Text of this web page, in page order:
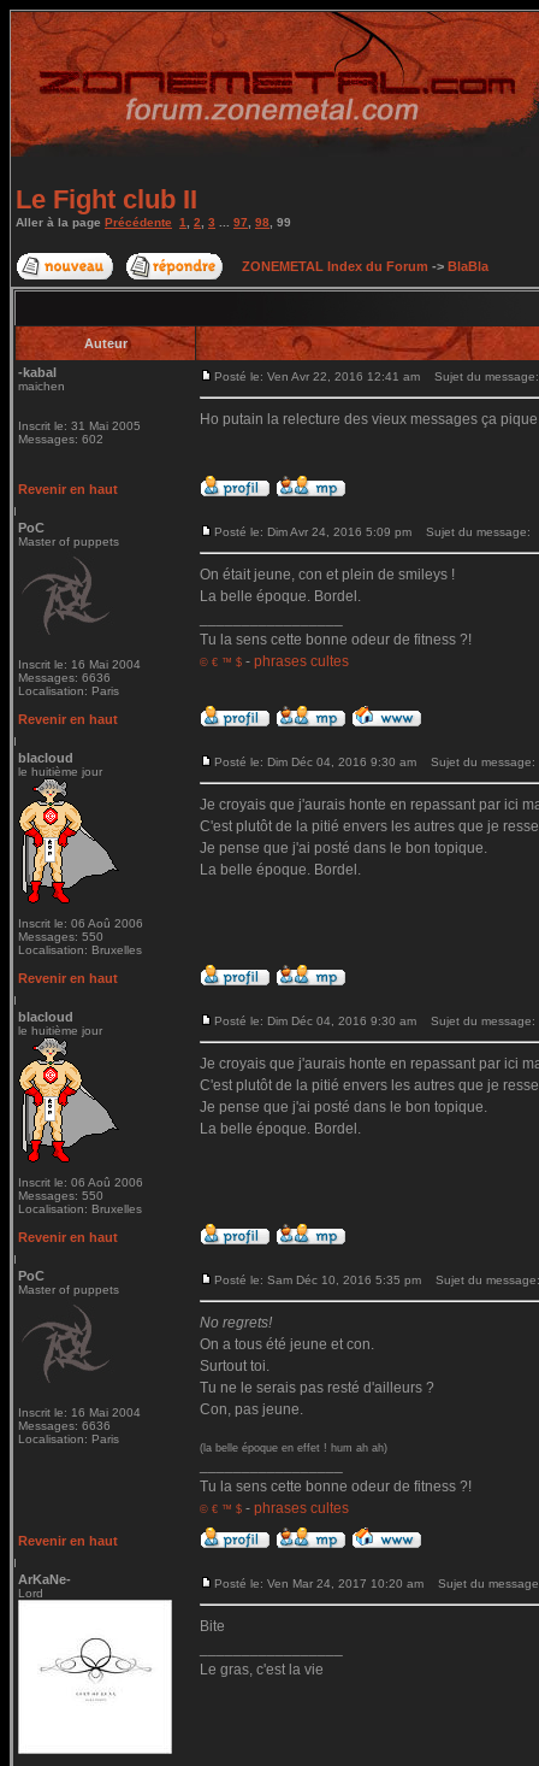
Le Fight club II
Aller à la page Précédente 1 2 3 97 98 99
ZONEMETAL Index du Forum -> BlaBla
Auteur
-kabal
maichen
Inscrit le: 31 Mai 2005
Messages: 602
Posté le: Ven Avr 22, 2016 12:41 am Sujet du message:
Ho putain la relecture des vieux messages ça
Revenir en haut
PoC
Master of puppets
Inscrit le: 16 Mai 2004
Messages: 6636
Localisation: Paris
Posté le: Dim Avr 24, 2016 5:09 pm Sujet du message:
On était jeune, con et plein de smileys !
La belle époque. Bordel.
Tu la sens cette bonne odeur de fitness ?!
© € ™ $ - phrases cultes
Revenir en haut
blacloud
le huitième jour
Inscrit le: 06 Aoû 2006
Messages: 550
Localisation: Bruxelles
Posté le: Dim Déc 04, 2016 9:30 am Sujet du message:
Je croyais que j'aurais honte en repassant par ici
C'est plutôt de la pitié envers les autres que je
Je pense que j'ai posté dans le bon topique.
La belle époque. Bordel.
Revenir en haut
blacloud
le huitième jour
Inscrit le: 06 Aoû 2006
Messages: 550
Localisation: Bruxelles
Posté le: Dim Déc 04, 2016 9:30 am Sujet du message:
Je croyais que j'aurais honte en repassant par ici
C'est plutôt de la pitié envers les autres que je
Je pense que j'ai posté dans le bon topique.
La belle époque. Bordel.
Revenir en haut
PoC
Master of puppets
Inscrit le: 16 Mai 2004
Messages: 6636
Localisation: Paris
Posté le: Sam Déc 10, 2016 5:35 pm Sujet du message:
No regrets!
On a tous été jeune et con.
Surtout toi.
Tu ne le serais pas resté d'ailleurs ?
Con, pas jeune.
(la belle époque en effet ! hum ah ah)
Tu la sens cette bonne odeur de fitness ?!
© € ™ $ - phrases cultes
Revenir en haut
ArKaNe-
Lord
Posté le: Ven Mar 24, 2017 10:20 am Sujet du
Bite
Le gras, c'est la vie